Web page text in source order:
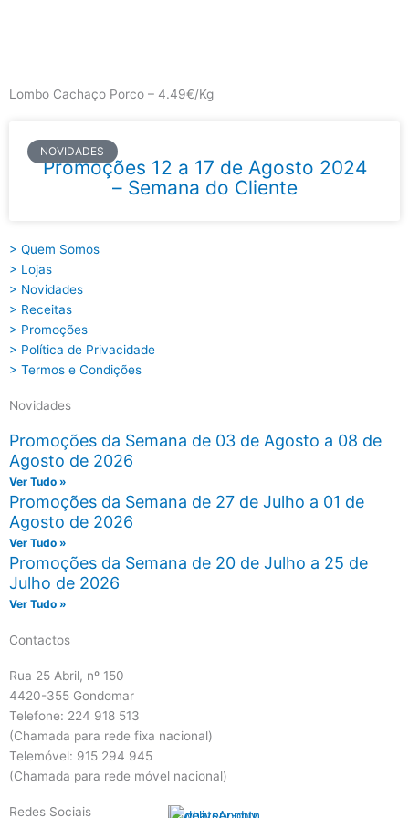
Lombo Cachaço Porco – 4.49€/Kg
NOVIDADES
Promoções 12 a 17 de Agosto 2024
– Semana do Cliente
> Quem Somos
> Lojas
> Novidades
> Receitas
> Promoções
> Política de Privacidade
> Termos e Condições
Novidades
Promoções da Semana de 03 de Agosto a 08 de
Agosto de 2026
Ver Tudo »
Promoções da Semana de 27 de Julho a 01 de
Agosto de 2026
Ver Tudo »
Promoções da Semana de 20 de Julho a 25 de
Julho de 2026
Ver Tudo »
Contactos
Rua 25 Abril, nº 150
4420-355 Gondomar
Telefone: 224 918 513
(Chamada para rede fixa nacional)
Telemóvel: 915 294 945
(Chamada para rede móvel nacional)
Redes Sociais